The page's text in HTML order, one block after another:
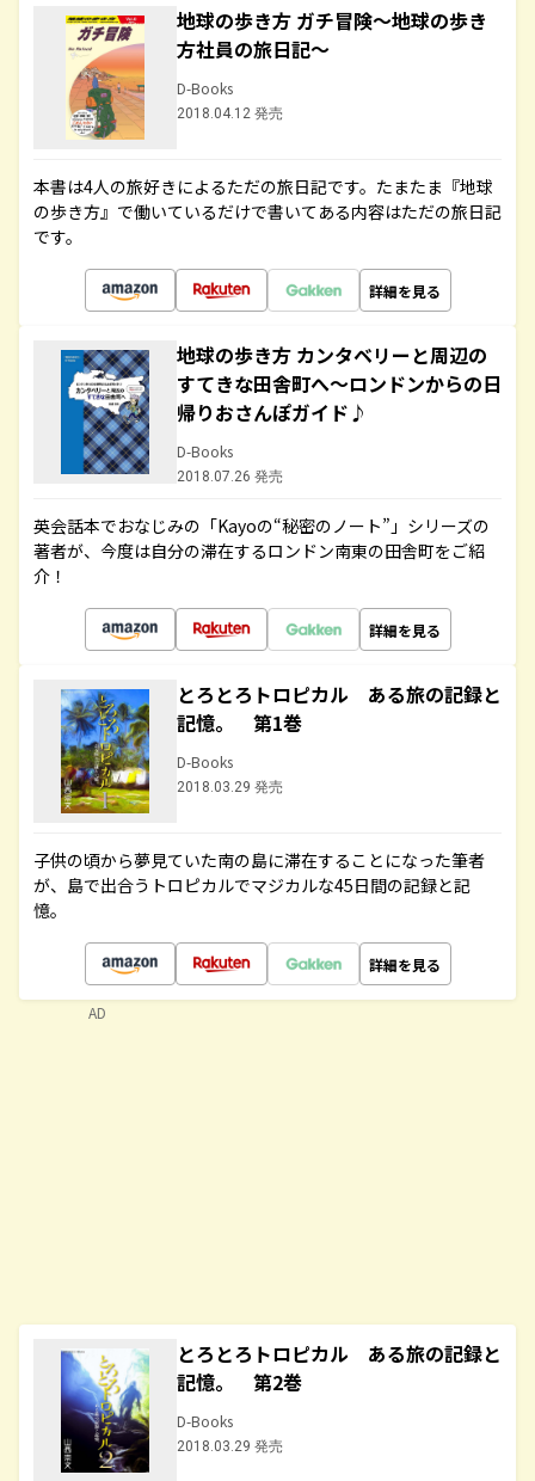
地球の歩き方 ガチ冒険～地球の歩き
方社員の旅日記～
D-Books
2018.04.12 発売
本書は4人の旅好きによるただの旅日記です。たまたま『地球
の歩き方』で働いているだけで書いてある内容はただの旅日記
です。
詳細を見る
地球の歩き方 カンタベリーと周辺の
すてきな田舎町へ～ロンドンからの日
帰りおさんぽガイド♪
D-Books
2018.07.26 発売
英会話本でおなじみの「Kayoの“秘密のノート”」シリーズの
著者が、今度は自分の滞在するロンドン南東の田舎町をご紹
介！
詳細を見る
とろとろトロピカル ある旅の記録と
記憶。 第1巻
D-Books
2018.03.29 発売
子供の頃から夢見ていた南の島に滞在することになった筆者
が、島で出合うトロピカルでマジカルな45日間の記録と記
憶。
詳細を見る
とろとろトロピカル ある旅の記録と
記憶。 第2巻
D-Books
2018.03.29 発売
AD